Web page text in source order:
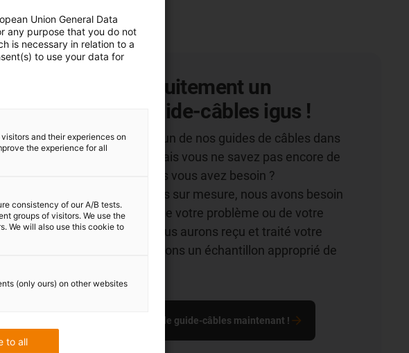
Commander gratuitement un
échantillon de guide-câbles igus !
Vous envisagez d'installer l'un de nos guides de câbles dans
l'une de vos applications, mais vous ne savez pas encore de
quel type de guide de câbles vous avez besoin ?
Pour trouver un guide-câbles sur mesure, nous avons besoin
d'une description détaillée de votre problème ou de votre
application. Une fois que nous aurons reçu et traité votre
demande, nous vous enverrons un échantillon approprié de
Obtenez un échantillon gratuit de guide-câbles maintenant !
Union General Data
any purpose that you do not
is necessary in relation to a
to use your data for
and their experiences on
the experience for all
consistency of our A/B tests.
groups of visitors. We use the
We will also use this cookie to
(only ours) on other websites
to all